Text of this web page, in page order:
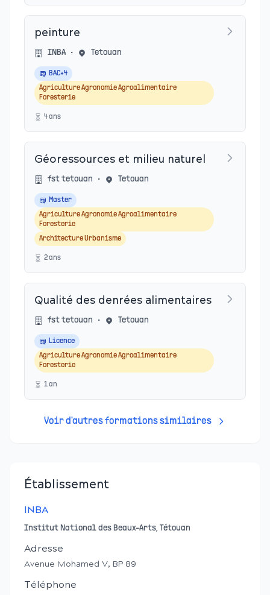
peinture
INBA • Tetouan
BAC+4
Agriculture Agronomie Agroalimentaire
Foresterie
4ans
Géoressources et milieu naturel
fst tetouan • Tetouan
Master
Agriculture Agronomie Agroalimentaire
Foresterie
Architecture Urbanisme
2ans
Qualité des denrées alimentaires
fst tetouan • Tetouan
Licence
Agriculture Agronomie Agroalimentaire
Foresterie
1an
Voir d'autres formations similaires
Établissement
INBA
Institut National des Beaux-Arts, Tétouan
Adresse
Avenue Mohamed V, BP 89
Téléphone